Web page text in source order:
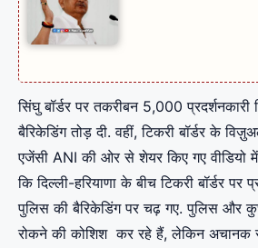
सिंघु बॉर्डर पर तकरीबन 5,000
बैरिकेडिंग तोड़ दी. वहीं, टिकरी बॉर्डर के
एजेंसी ANI की ओर से शेयर किए गए वीडियो
कि दिल्ली-हरियाणा के बीच टिकरी बॉर्डर पर
पुलिस की बैरिकेडिंग पर चढ़ गए. पुलिस और
रोकने की कोशिश कर रहे हैं, लेकिन अचानक